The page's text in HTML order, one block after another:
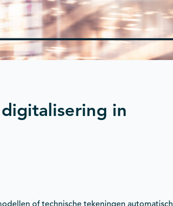
in
of technische tekeningen automatisch